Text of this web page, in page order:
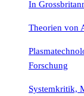
In
Theorien von
Forschung
Systemkritik,